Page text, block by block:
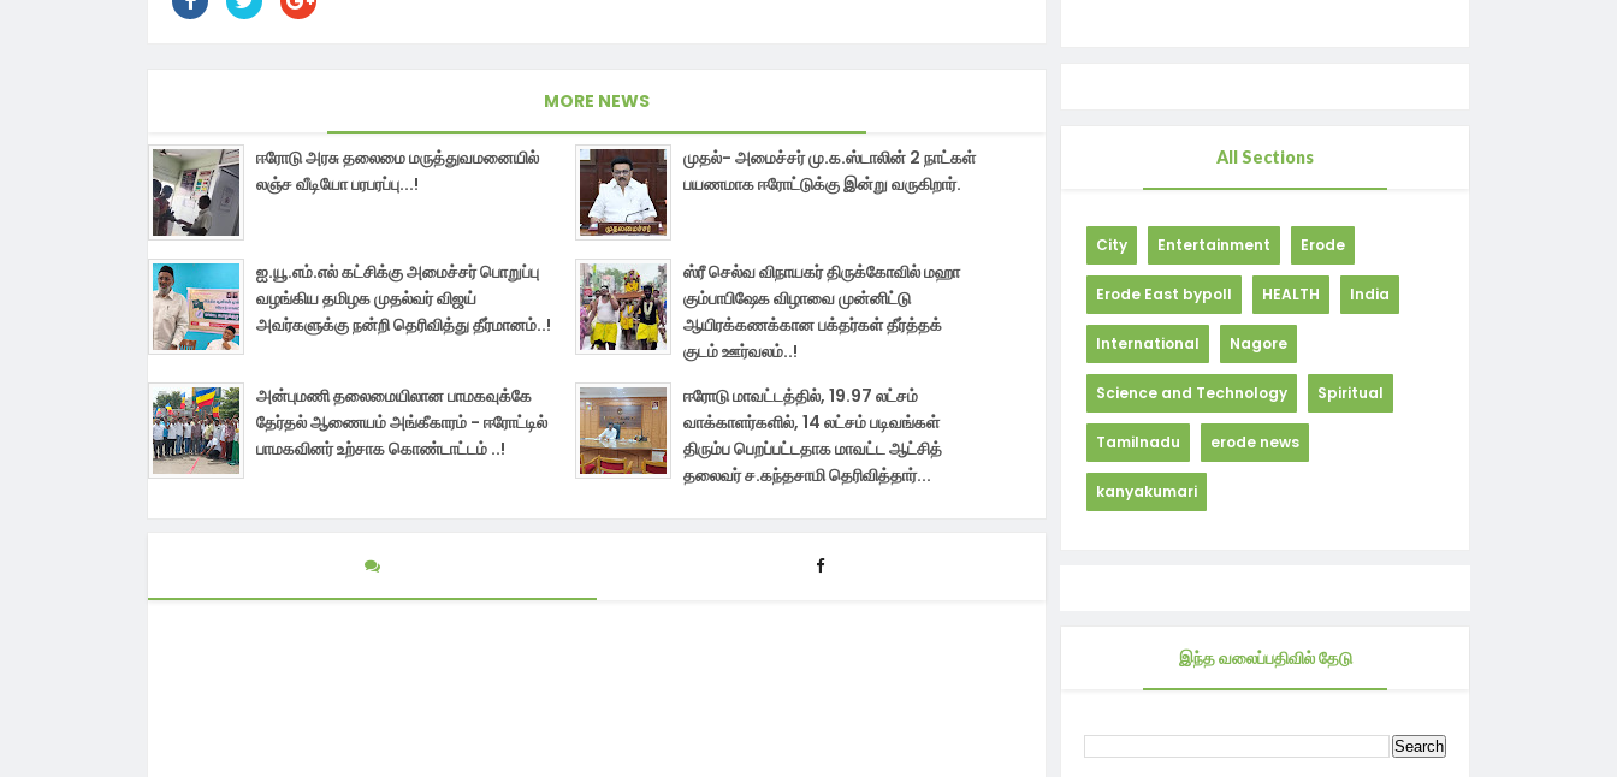
MORE NEWS
ஈரோடு அரசு தலைமை மருத்துவமனையில்
லஞ்ச வீடியோ பரபரப்பு...!
முதல்- அமைச்சர் மு.க.ஸ்டாலின் 2 நாட்கள்
பயணமாக ஈரோட்டுக்கு இன்று வருகிறார்.
ஐ.யூ.எம்.எல் கட்சிக்கு அமைச்சர் பொறுப்பு
வழங்கிய தமிழக முதல்வர் விஜய்
அவர்களுக்கு நன்றி தெரிவித்து தீர்மானம்..!
ஸ்ரீ செல்வ விநாயகர் திருக்கோவில் மஹா
கும்பாபிஷேக விழாவை முன்னிட்டு
ஆயிரக்கணக்கான பக்தர்கள் தீர்த்தக்
குடம் ஊர்வலம்..!
அன்புமணி தலைமையிலான பாமகவுக்கே
தேர்தல் ஆணையம் அங்கீகாரம் - ஈரோட்டில்
பாமகவினர் உற்சாக கொண்டாட்டம் ..!
ஈரோடு மாவட்டத்தில், 19.97 லட்சம்
வாக்காளர்களில், 14 லட்சம் படிவங்கள்
திரும்ப பெறப்பட்டதாக மாவட்ட ஆட்சித்
தலைவர் ச.கந்தசாமி தெரிவித்தார்...
All Sections
City Entertainment Erode
Erode East bypoll HEALTH India
International Nagore
Science and Technology Spiritual
Tamilnadu erode news
kanyakumari
இந்த வலைப்பதிவில் தேடு